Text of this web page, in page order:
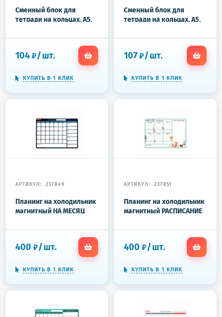
Сменный блок для
тетради на кольцах, А5,
403261
104 ₽/шт.
КУПИТЬ В 1 КЛИК
Сменный блок для
тетради на кольцах, А5,
"Белый", 403260
107 ₽/шт.
КУПИТЬ В 1 КЛИК
АРТИКУЛ: 237849
Планинг на холодильник
магнитный НА МЕСЯЦ
салфеткой, BRAUBERG,
400 ₽/шт.
КУПИТЬ В 1 КЛИК
АРТИКУЛ: 237851
Планинг на холодильник
магнитный РАСПИСАНИЕ
салфеткой, ЮНЛАНДИЯ,
400 ₽/шт.
КУПИТЬ В 1 КЛИК